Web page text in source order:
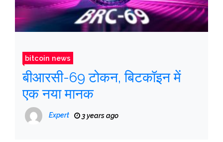
bitcoin news
बीआरसी-69 टोकन, बिटकॉइन में
एक नया मानक
Expert 3 years ago